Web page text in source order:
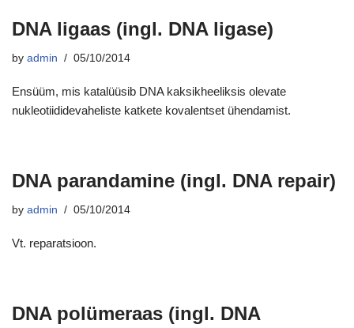
DNA ligaas (ingl. DNA ligase)
by admin 05/10/2014
Ensüüm, mis katalüüsib DNA kaksikheeliksis olevate
nukleotiididevaheliste katkete kovalentset ühendamist.
DNA parandamine (ingl. DNA repair)
by admin 05/10/2014
Vt. reparatsioon.
DNA polümeraas (ingl. DNA